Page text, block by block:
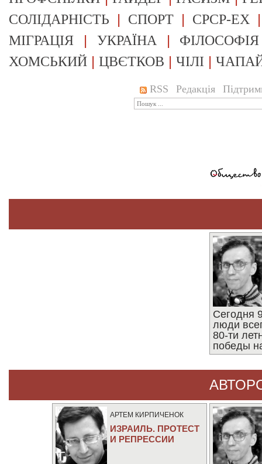
СОЛІДАРНІСТЬ | СПОРТ | СРСР-EX
МІГРАЦІЯ | УКРАЇНА | ФІЛОСОФІЯ
ХОМСЬКИЙ | ЦВЄТКОВ | ЧІЛІ |
RSS Редакція
Сегодня
люди
80-ти
победы
АРТЕМ КИРПИЧЕНОК
ИЗРАИЛЬ. ПРОТЕСТ
И РЕПРЕССИИ